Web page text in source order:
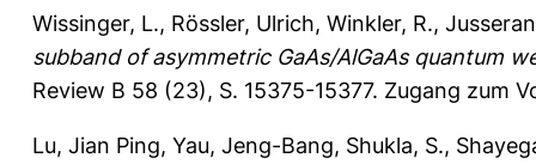
Wissinger, L., Rössler, Ulrich, Winkler, R.,
subband of asymmetric GaAs/AlGaAs quantum
Review B 58 (23), S. 15375-15377. Zugang zum
Lu, Jian Ping, Yau, Jeng-Bang, Shukla, S.,